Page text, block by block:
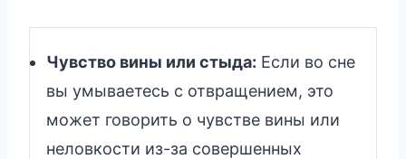
Чувство вины или стыда: Если во сне
вы умываетесь с отвращением, это
может говорить о чувстве вины или
неловкости из-за совершенных